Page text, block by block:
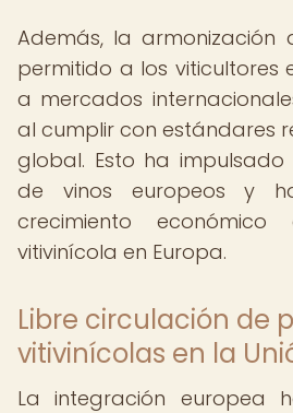
Además, la armonización
permitido a los viticultores
a mercados
al cumplir con estándares
global. Esto ha impulsado
de vinos europeos y
crecimiento
vitivinícola en Europa.
Libre circulación de
vitivinícolas en la
La integración europea